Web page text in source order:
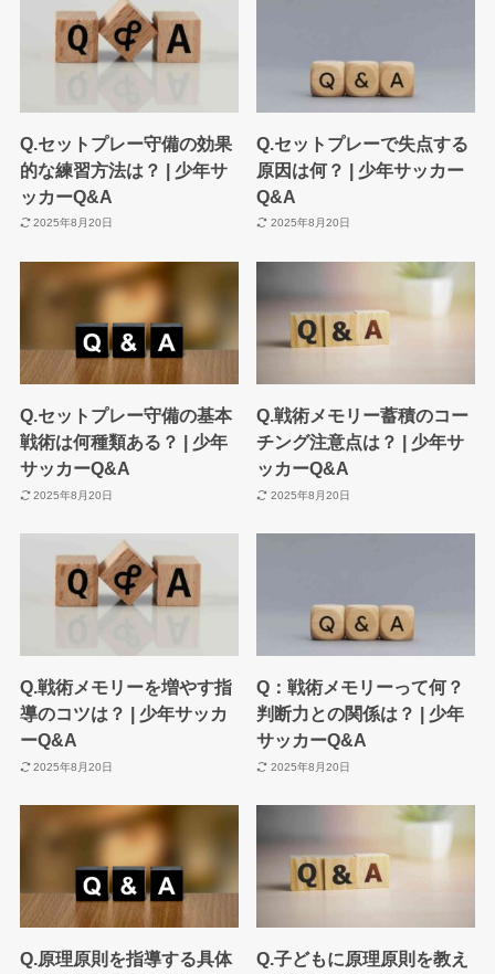
Q.セットプレー守備の効果
的な練習方法は？ | 少年サ
ッカーQ&A
2025年8月20日
Q.セットプレーで失点する
原因は何？ | 少年サッカー
Q&A
2025年8月20日
Q.セットプレー守備の基本
戦術は何種類ある？ | 少年
サッカーQ&A
2025年8月20日
Q.戦術メモリー蓄積のコー
チング注意点は？ | 少年サ
ッカーQ&A
2025年8月20日
Q.戦術メモリーを増やす指
導のコツは？ | 少年サッカ
ーQ&A
2025年8月20日
Q：戦術メモリーって何？
判断力との関係は？ | 少年
サッカーQ&A
2025年8月20日
Q.原理原則を指導する具体
Q.子どもに原理原則を教え